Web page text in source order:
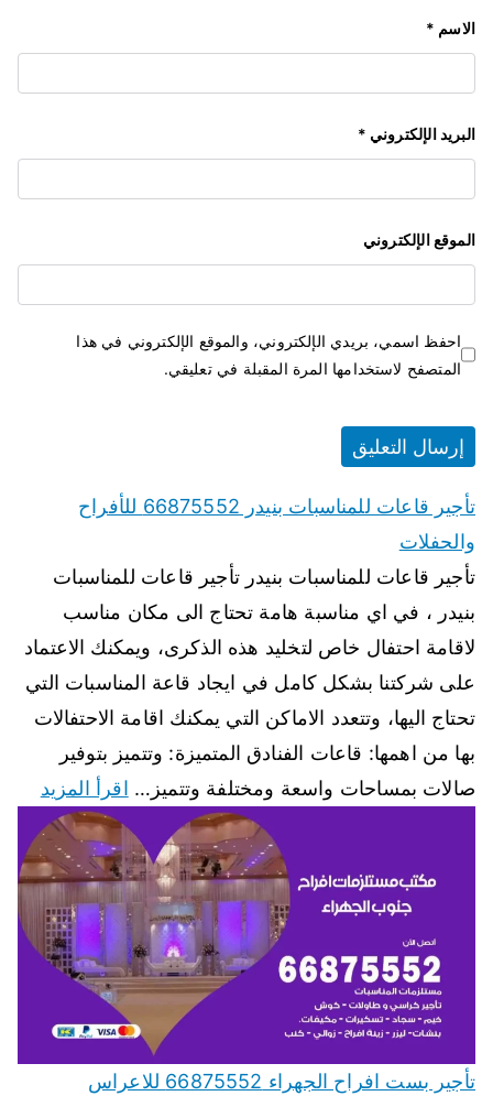
الاسم *
البريد الإلكتروني *
الموقع الإلكتروني
احفظ اسمي، بريدي الإلكتروني، والموقع الإلكتروني في هذا
المتصفح لاستخدامها المرة المقبلة في تعليقي.
تأجير قاعات للمناسبات بنيدر 66875552 للأفراح
والحفلات
تأجير قاعات للمناسبات بنيدر تأجير قاعات للمناسبات
بنيدر ، في اي مناسبة هامة تحتاج الى مكان مناسب
لاقامة احتفال خاص لتخليد هذه الذكرى، ويمكنك الاعتماد
على شركتنا بشكل كامل في ايجاد قاعة المناسبات التي
تحتاج اليها، وتتعدد الاماكن التي يمكنك اقامة الاحتفالات
بها من اهمها: قاعات الفنادق المتميزة: وتتميز بتوفير
صالات بمساحات واسعة ومختلفة وتتميز… اقرأ المزيد
تأجير بست افراح الجهراء 66875552 للاعراس